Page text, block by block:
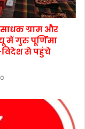
साधक ग्राम और
गुरु पूर्णिमा
से पहुंचे